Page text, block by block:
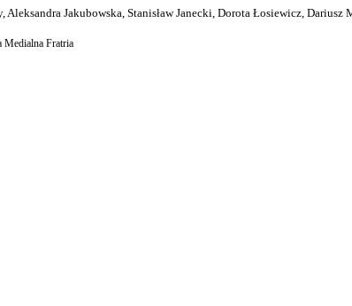
Jakubowska, Stanisław Janecki, Dorota Łosiewicz, Dariusz
Fratria